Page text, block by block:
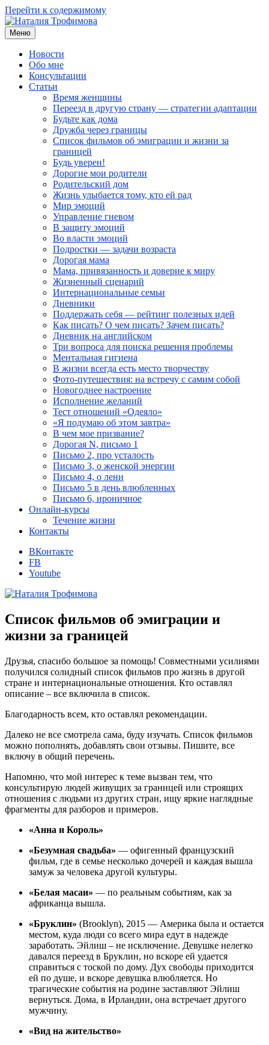
Перейти к содержимому
Наталия Трофимова
Психолог онлайн
Меню
Новости
Обо мне
Консультации
Статьи
Время женщины
Переезд в другую страну — стратегии адаптации
Будьте как дома
Дружба через границы
Список фильмов об эмиграции и жизни за
границей
Будь уверен!
Дорогие мои родители
Родительский дом
Жизнь улыбается тому, кто ей рад
Мир эмоций
Управление гневом
В защиту эмоций
Во власти эмоций
Подростки — задачи возраста
Дорогая мама
Мама, привязанность и доверие к миру
Жизненный сценарий
Интернациональные семьи
Дневники
Поддержать себя — рейтинг полезных идей
Как писать? О чем писать? Зачем писать?
Дневник на английском
Три вопроса для поиска решения проблемы
Ментальная гигиена
В жизни всегда есть место творчеству
Фото-путешествия: на встречу с самим собой
Новогоднее настроение
Исполнение желаний
Тест отношений «Одеяло»
«Я подумаю об этом завтра»
В чем мое призвание?
Дорогая N, письмо 1
Письмо 2, про усталость
Письмо 3, о женской энергии
Письмо 4, о лени
Письмо 5 в день влюбленных
Письмо 6, ироничное
Онлайн-курсы
Течение жизни
Контакты
ВКонтакте
FB
Youtube
Список фильмов об эмиграции и
жизни за границей
Друзья, спасибо большое за помощь! Совместными усилиями
получился солидный список фильмов про жизнь в другой
стране и интернациональные отношения. Кто оставлял
описание – все включила в список.
Благодарность всем, кто оставлял рекомендации.
Далеко не все смотрела сама, буду изучать. Список фильмов
можно пополнять, добавлять свои отзывы. Пишите, все
включу в общий перечень.
Напомню, что мой интерес к теме вызван тем, что
консультирую людей живущих за границей или строящих
отношения с людьми из других стран, ищу яркие наглядные
фрагменты для разборов и примеров.
«Анна и Король»
«Безумная свадьба» — офигенный французский
фильм, где в семье несколько дочерей и каждая вышла
замуж за человека другой культуры.
«Белая масаи» — по реальным событиям, как за
африканца вышла.
«Бруклин» (Brooklyn), 2015 — Америка была и остается
местом, куда люди со всего мира едут в надежде
заработать. Эйлиш – не исключение. Девушке нелегко
давался переезд в Бруклин, но вскоре ей удается
справиться с тоской по дому. Дух свободы приходится
ей по душе, и вскоре девушка влюбляется. Но
трагические события на родине заставляют Эйлиш
вернуться. Дома, в Ирландии, она встречает другого
мужчину.
«Вид на жительство»